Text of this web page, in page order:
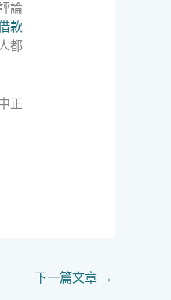
論
款
都
正
下一篇文章 →